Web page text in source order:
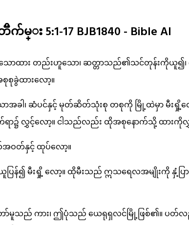
5:1-17 BJB1840 - Bible AI
သောထား တည်းဟူသော၊ ဆတ္တာသည်၏သင်တုန်းကိုယူ
စုစုခွဲထားလော့။
ာအခါ၊ ဆံပင်နှင့် မုတ်ဆိတ်သုံးစု တစုကို မြို့ထဲမှာ မီးရှို့
ာ၌ လွှင့်လော့။ ငါသည်လည်း ထိုအစုနောက်သို့ ထား
တ်နှင့် ထုပ်လော့။
န်၍ မီးရှို့ လော့။ ထိုမီးသည် ဣသရေလအမျိုးကို နှံ့ပြ
ာ်မူသည် ကား၊ ဤပုံသည် ယေရုရှလင်မြို့ဖြစ်၏။ ပတ်လ